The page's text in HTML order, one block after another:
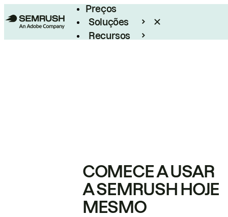
Preços
Soluções
Recursos
COMECE A USAR
A SEMRUSH HOJE
MESMO